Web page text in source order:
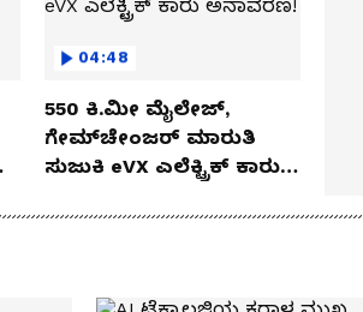
04:48
550 ಕಿ.ಮೀ ಮೈಲೇಜ್,
ಗೇಮ್‌ಚೇಂಜರ್ ಮಾರುತಿ
ಸುಜುಕಿ eVX ಎಲೆಕ್ಟ್ರಿಕ್ ಕಾರು